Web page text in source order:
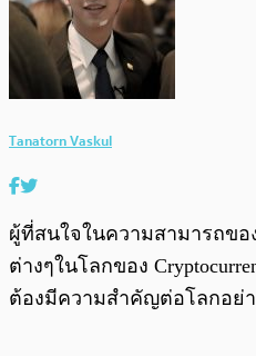
Tanatorn Vaskul
ผู้ที่สนใจในความสามารถขอ
ต่างๆในโลกของ
ต้องมีความสำคัญต่อโลกอย่